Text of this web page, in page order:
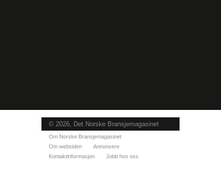
© 2026, Det Norske Bransjemagasinet
Om Norske Bransjemagasinet
Om websiden
Annonsere
Kontaktinformasjon
Jobb hos oss